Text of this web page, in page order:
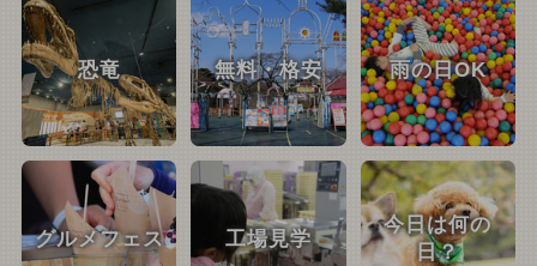
恐竜 無料・格安 雨の日OK
グルメフェス 工場見学
今日は何の
日？